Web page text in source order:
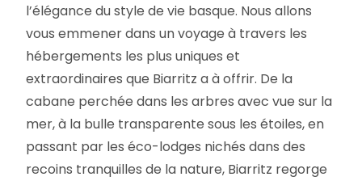
l’élégance du style de vie basque. Nous allons
vous emmener dans un voyage à travers les
hébergements les plus uniques et
extraordinaires que Biarritz a à offrir. De la
cabane perchée dans les arbres avec vue sur la
mer, à la bulle transparente sous les étoiles, en
passant par les éco-lodges nichés dans des
recoins tranquilles de la nature, Biarritz regorge